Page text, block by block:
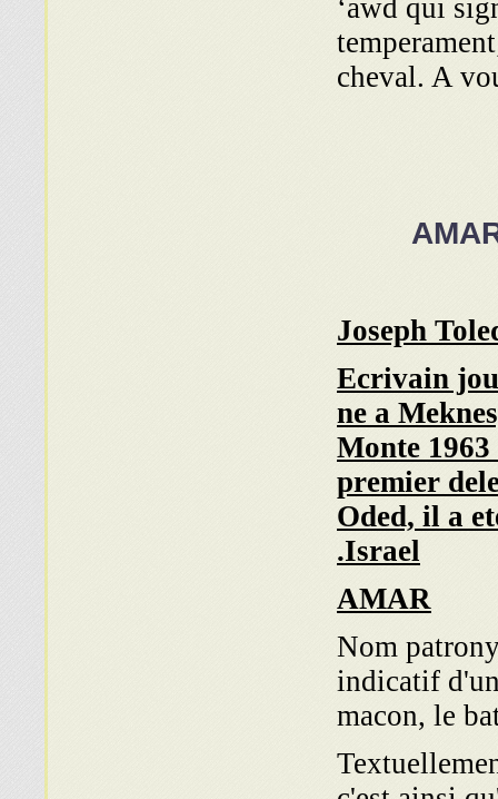
‘awd qui
cheval. A
Joseph
Ecrivain
ne a
Monte 1963
premier
Oded, il a
Israel.
AMAR
Nom
indicatif
macon, le